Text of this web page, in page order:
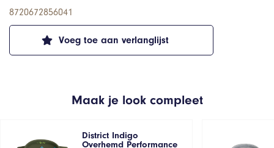
Voeg toe aan verlanglijst
8720672856041
Maak je look compleet
District Indigo
Overhemd Performance